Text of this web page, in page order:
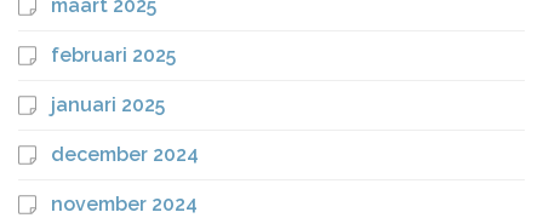
maart 2025
februari 2025
januari 2025
december 2024
november 2024